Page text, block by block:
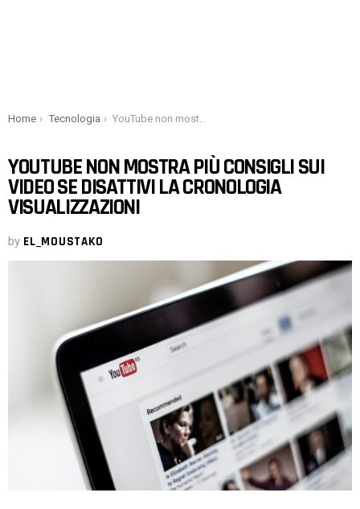
You are here:
Home Tecnologia YouTube non mostra più consigli sui video se disattivi la cronologia visualizzazioni
YOUTUBE NON MOSTRA PIÙ CONSIGLI SUI
VIDEO SE DISATTIVI LA CRONOLOGIA
VISUALIZZAZIONI
by EL_MOUSTAKO